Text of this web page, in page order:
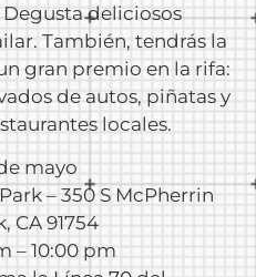
deliciosos
También, tendrás la
gran premio en la rifa:
de autos, piñatas y
locales.
mayo
– 350 S McPherrin
CA 91754
– 10:00 pm